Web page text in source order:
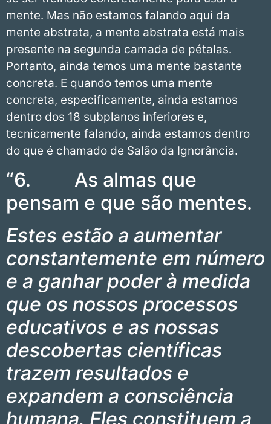
mente. Mas não estamos falando aqui da
mente abstrata, a mente abstrata está mais
presente na segunda camada de pétalas.
Portanto, ainda temos uma mente bastante
concreta. E quando temos uma mente
concreta, especificamente, ainda estamos
dentro dos 18 subplanos inferiores e,
tecnicamente falando, ainda estamos dentro
do que é chamado de Salão da Ignorância.
“6. As almas que
pensam e que são mentes.
Estes estão a aumentar
constantemente em número
e a ganhar poder à medida
que os nossos processos
educativos e as nossas
descobertas científicas
trazem resultados e
expandem a consciência
humana. Eles constituem a